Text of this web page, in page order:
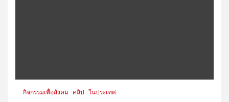
กิจกรรมเพื่อสังคม คลิป ในประเทศ